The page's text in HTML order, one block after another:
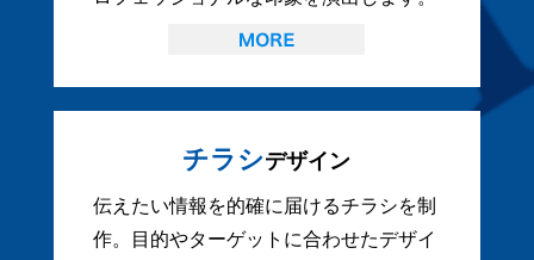
チラシデザイン
伝えたい情報を的確に届けるチラシを制
作。目的やターゲットに合わせたデザイ